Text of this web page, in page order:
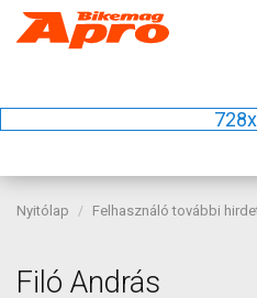
Nyitólap Felhasználó további
Filó András